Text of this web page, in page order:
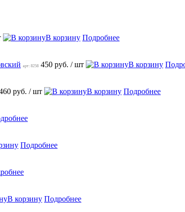
В корзину Подробнее
арт: 8258 450 руб. / шт В корзину
руб. / шт В корзину Подробнее
Подробнее
В корзину Подробнее